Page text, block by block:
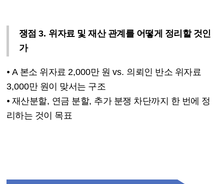
쟁점3. 위자료 및 재산 관계를 어떻게 정리할 것인
가
⦁ A 본소 위자료 2,000만 원vs. 의뢰인 반소 위자료
3,000만 원이 맞서는 구조
⦁ 재산분할, 연금 분할, 추가 분쟁 차단까지 한 번에 정
리하는 것이 목표